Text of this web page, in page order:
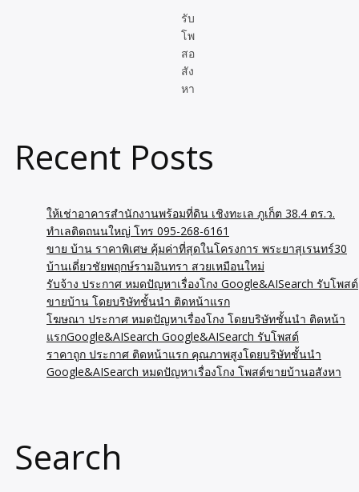
รับ
โพ
สอ
สัง
หา
Recent Posts
ให้เช่าอาคารสำนักงานพร้อมที่ดิน เชิงทะเล ภูเก็ต 38.4 ตร.ว.
ทำเลติดถนนใหญ่ โทร 095-268-6161
ขาย บ้าน ราคาพิเศษ คุ้มค่าที่สุดในโครงการ พระยาสุเรนทร์30
บ้านเดี่ยวชัยพฤกษ์รามอินทรา สวยเหมือนใหม่
รับจ้าง ประกาศ หมดปัญหาเรื่องโกง Google&AISearch รับโพสต์
ขายบ้าน โดยบริษัทชั้นนำ ติดหน้าแรก
โฆษณา ประกาศ หมดปัญหาเรื่องโกง โดยบริษัทชั้นนำ ติดหน้า
แรกGoogle&AISearch Google&AISearch รับโพสต์
ราคาถูก ประกาศ ติดหน้าแรก คุณภาพสูงโดยบริษัทชั้นนำ
Google&AISearch หมดปัญหาเรื่องโกง โพสต์ขายบ้านอสังหา
Search